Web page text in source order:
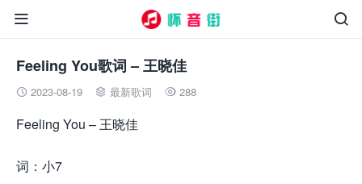


Feeling You歌词 – 王晓佳
 2023-08-19  最新歌词  288
Feeling You – 王晓佳
词：小7